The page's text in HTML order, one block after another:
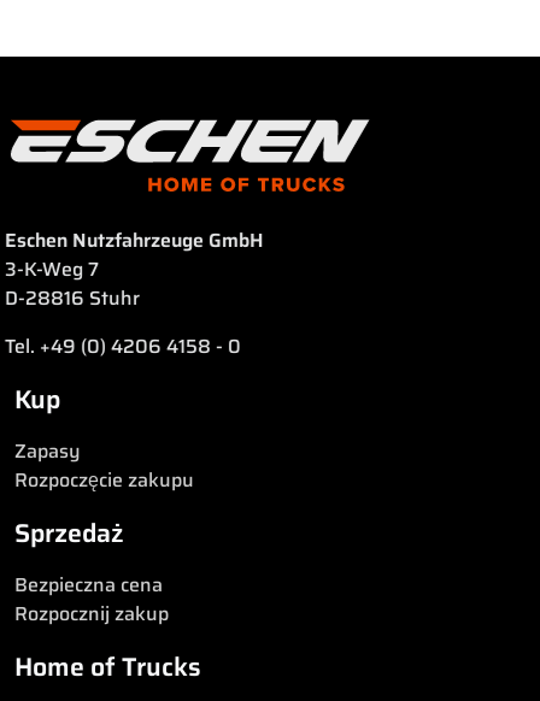
Eschen Nutzfahrzeuge GmbH
3-K-Weg 7
D-28816 Stuhr
Tel. +49 (0) 4206 4158 - 0
Kup
Zapasy
Rozpoczęcie zakupu
Sprzedaż
Bezpieczna cena
Rozpocznij zakup
Home of Trucks